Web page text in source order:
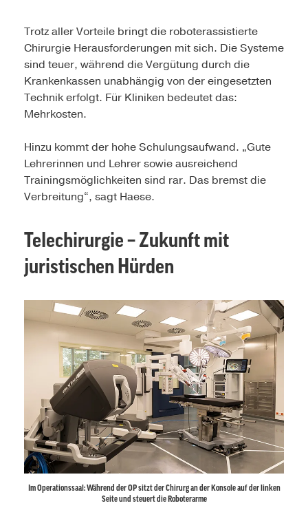
Trotz aller Vorteile bringt die roboterassistierte
Chirurgie Herausforderungen mit sich. Die Systeme
sind teuer, während die Vergütung durch die
Krankenkassen unabhängig von der eingesetzten
Technik erfolgt. Für Kliniken bedeutet das:
Mehrkosten.
Hinzu kommt der hohe Schulungsaufwand. „Gute
Lehrerinnen und Lehrer sowie ausreichend
Trainingsmöglichkeiten sind rar. Das bremst die
Verbreitung“, sagt Haese.
Telechirurgie – Zukunft mit
juristischen Hürden
Im Operationssaal: Während der OP sitzt der Chirurg an der Konsole auf der linken
Seite und steuert die Roboterarme